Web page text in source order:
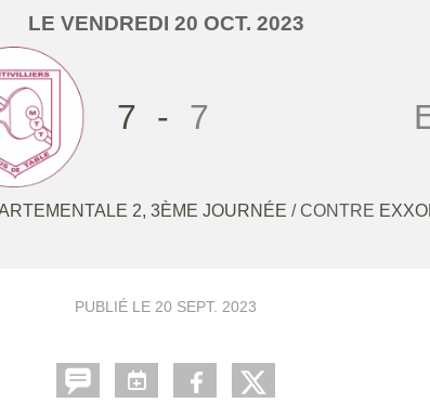
LE VENDREDI 20 OCT. 2023
7 - 7
2, 3ÈME JOURNÉE / CONTRE
PUBLIÉ LE 20 SEPT. 2023